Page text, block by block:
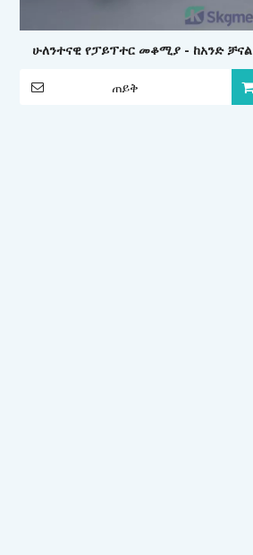
ሁለንተናዊ የፓይፕተር መቆሚያ - ከአንድ ቻናል
ፓይፕቶች፣ የተረጋጋ እና ቦታ ቆጣቢ የላብራቶሪ
መደርደሪያ ጋር ተኳሃኝ
ጠይቅ